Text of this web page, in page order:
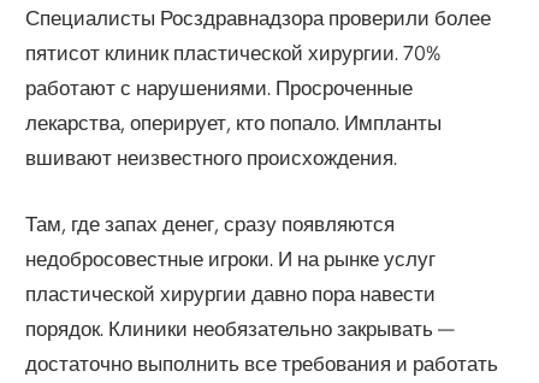
Специалисты Росздравнадзора проверили более
пятисот клиник пластической хирургии. 70%
работают с нарушениями. Просроченные
лекарства, оперирует, кто попало. Импланты
вшивают неизвестного происхождения.
Там, где запах денег, сразу появляются
недобросовестные игроки. И на рынке услуг
пластической хирургии давно пора навести
порядок. Клиники необязательно закрывать —
достаточно выполнить все требования и работать